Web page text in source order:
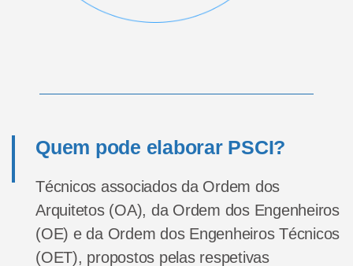
Quem pode elaborar PSCI?
Técnicos associados da Ordem dos
Arquitetos (OA), da Ordem dos Engenheiros
(OE) e da Ordem dos Engenheiros Técnicos
(OET), propostos pelas respetivas